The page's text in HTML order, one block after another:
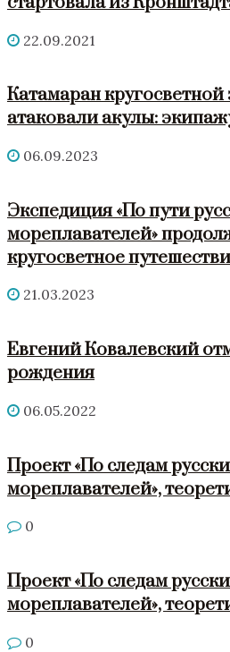
22.09.2021
Катамаран
атаковали акулы:
06.09.2023
Экспедиция «По пути
мореплавателей»
кругосветное
21.03.2023
Евгений Ковалевский
рождения
06.05.2022
Проект «По следам
мореплавателей»,
0
Проект «По следам
мореплавателей»,
0